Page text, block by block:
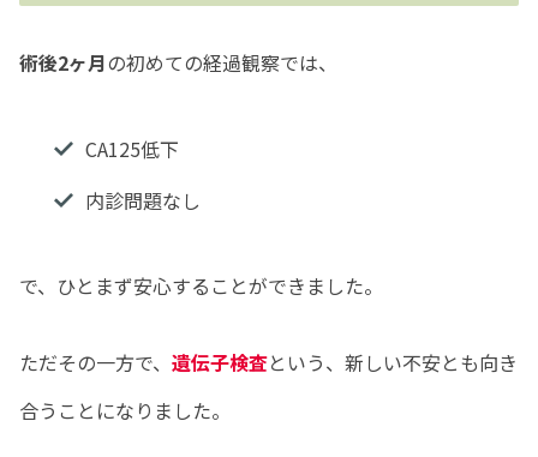
術後2ヶ月の初めての経過観察では、
CA125低下
内診問題なし
で、ひとまず安心することができました。
ただその一方で、 遺伝子検査という、新しい不安とも向き
合うことになりました。